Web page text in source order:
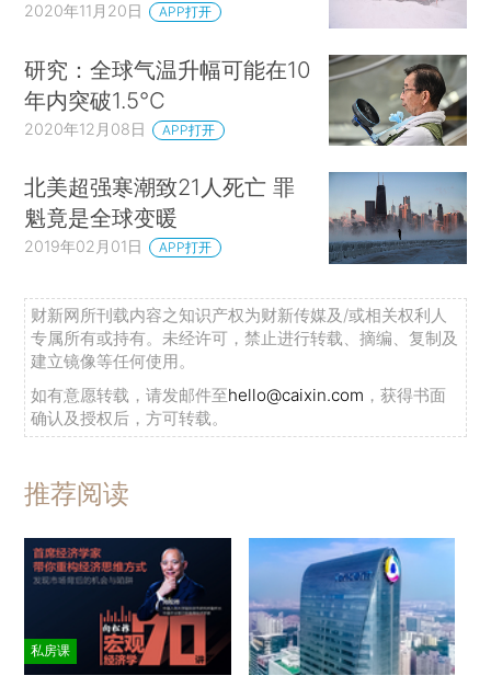
2020年11月20日 APP打开
研究：全球气温升幅可能在10
年内突破1.5°C
2020年12月08日 APP打开
北美超强寒潮致21人死亡 罪
魁竟是全球变暖
2019年02月01日 APP打开
财新网所刊载内容之知识产权为财新传媒及/或相关权利人
专属所有或持有。未经许可，禁止进行转载、摘编、复制及
建立镜像等任何使用。
如有意愿转载，请发邮件至hello@caixin.com ，获得书面
确认及授权后，方可转载。
推荐阅读
私房课